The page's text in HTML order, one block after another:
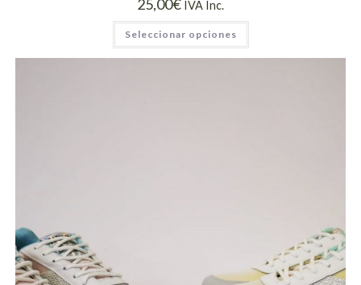
25,00€ IVA Inc.
Seleccionar opciones